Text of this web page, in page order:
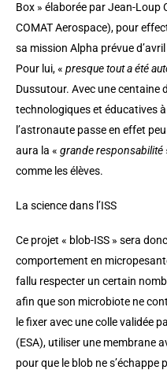
Box » élaborée par Jean-
COMAT Aerospace), pour
sa mission Alpha prévue
Pour lui, « presque tout a été
Dussutour. Avec une centaine
technologiques et éducatives
l’astronaute passe en effet
aura la « grande responsabilité
comme les élèves.
La science dans l’ISS
Ce projet « blob-ISS » sera
comportement en
fallu respecter un certain
afin que son microbiote ne
le fixer avec une colle validée
(ESA), utiliser une membrane
pour que le blob ne